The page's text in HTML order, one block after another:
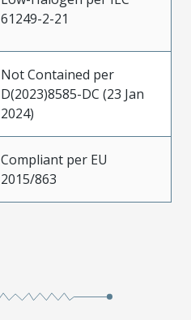
61249-2-21
Not Contained per
D(2023)8585-DC (23 Jan
2024)
Compliant per EU
2015/863